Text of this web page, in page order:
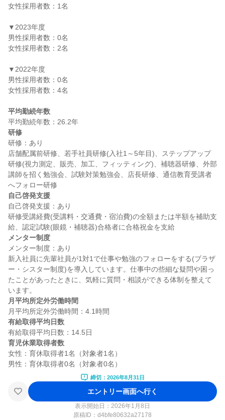
女性採用者数：1名
▼2023年度
男性採用者数：0名
女性採用者数：2名
▼2022年度
男性採用者数：0名
女性採用者数：4名
平均勤続年数
研修
研修：あり
店舗配属前研修、若手社員研修(入社1～5年目)、ステップアップ
研修(視力測定、販売、加工、フィッティング)、補聴器研修、外部
講師を招く勉強会、試験対策勉強会、店長研修、通信教育受講者
自己啓発支援
自己啓発支援：あり
研修受講経費(受講料・交通費・宿泊費)の全額または半額を補助支
メンター制度
メンター制度：あり
新入社員に先輩社員が1対1で仕事や勉強のフォローをする(ブラザ
ー・シスター制度)を導入しています。仕事中の些細な疑問や困っ
たことがあったときに、気軽に質問・相談ができる体制を整えて
月平均所定外労働時間
有給取得平均日数
育児休業取得者数
女性：育休取得者1名（対象者1名）
締切：2026年8月31日
エントリー画面へ行く
表示開始日：2026年1月8日
原稿ID： d4bfe80632a27178